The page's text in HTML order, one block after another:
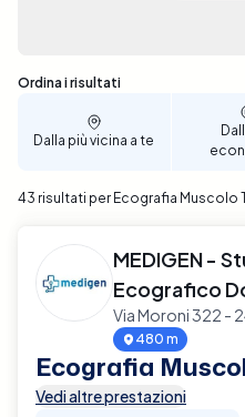
Sono stati trovati 43 risultati
Ordina i risultati
Dalla più vicina a te
43 risultati per Ecografia Muscolo
MEDIGEN -
Ecografico
Via Moroni 322 -
480 m
Ecografia
Vedi altre prestazioni